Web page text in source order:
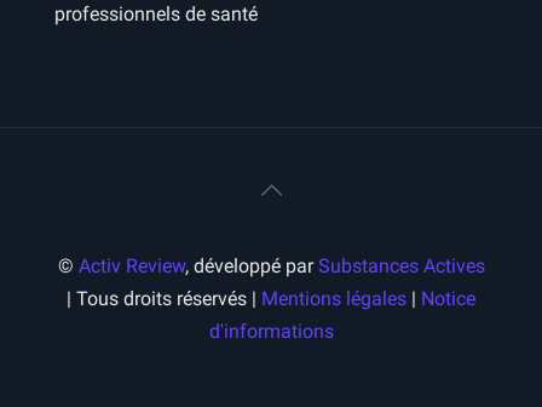
professionnels de santé
© Activ Review, développé parSubstances Actives
| Tous droits réservés | Mentions légales | Notice
d'informations